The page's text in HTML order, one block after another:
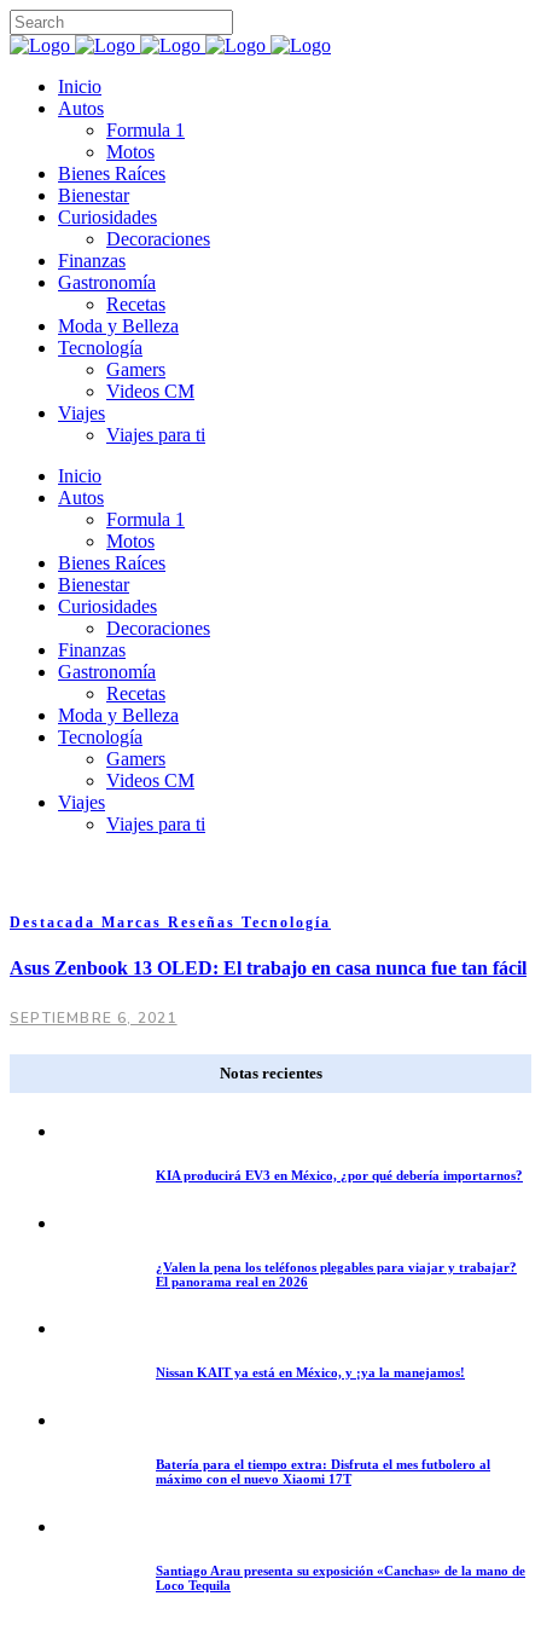
Inicio
Autos
Formula 1
Motos
Bienes Raíces
Bienestar
Curiosidades
Decoraciones
Finanzas
Gastronomía
Recetas
Moda y Belleza
Tecnología
Gamers
Videos CM
Viajes
Viajes para ti
Inicio
Autos
Formula 1
Motos
Bienes Raíces
Bienestar
Curiosidades
Decoraciones
Finanzas
Gastronomía
Recetas
Moda y Belleza
Tecnología
Gamers
Videos CM
Viajes
Viajes para ti
Destacada Marcas Reseñas Tecnología
Asus Zenbook 13 OLED: El trabajo en casa nunca fue tan fácil
SEPTIEMBRE 6, 2021
Notas recientes
KIA producirá EV3 en México, ¿por qué debería importarnos?
¿Valen la pena los teléfonos plegables para viajar y trabajar?
El panorama real en 2026
Nissan KAIT ya está en México, y ¡ya la manejamos!
Batería para el tiempo extra: Disfruta el mes futbolero al
máximo con el nuevo Xiaomi 17T
Santiago Arau presenta su exposición «Canchas» de la mano de
Loco Tequila